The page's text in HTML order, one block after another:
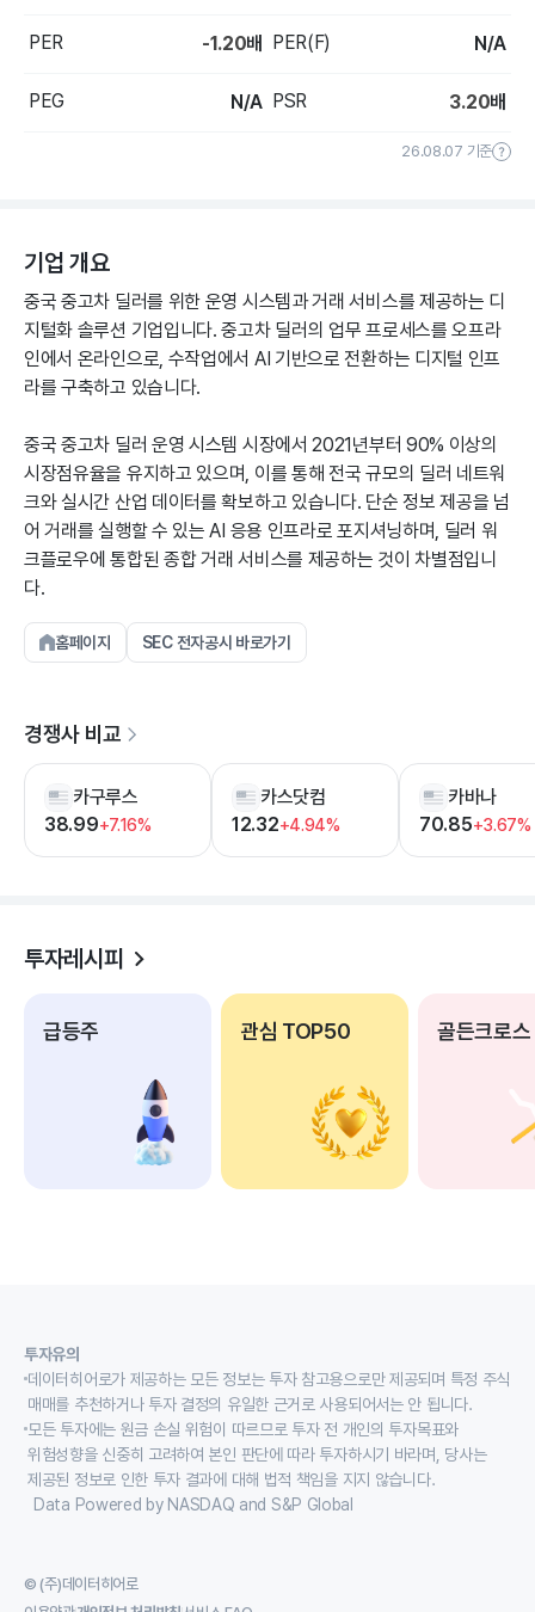
PER -1.20배 PER(F) N/A
PEG N/A PSR 3.20배
26.08.07 기준
기업 개요
중국 중고차 딜러를 위한 운영 시스템과 거래 서비스를 제공하는 디
지털화 솔루션 기업입니다. 중고차 딜러의 업무 프로세스를 오프라
인에서 온라인으로, 수작업에서 AI 기반으로 전환하는 디지털 인프
라를 구축하고 있습니다.
중국 중고차 딜러 운영 시스템 시장에서 2021년부터 90% 이상의
시장점유율을 유지하고 있으며, 이를 통해 전국 규모의 딜러 네트워
크와 실시간 산업 데이터를 확보하고 있습니다. 단순 정보 제공을 넘
어 거래를 실행할 수 있는 AI 응용 인프라로 포지셔닝하며, 딜러 워
크플로우에 통합된 종합 거래 서비스를 제공하는 것이 차별점입니
다.
홈페이지 SEC 전자공시 바로가기
경쟁사 비교
카구루스
38.99+7.16%
카스닷컴
12.32+4.94%
카바나
70.85+3.67%
투자레시피
급등주 관심 TOP50 골든크로스
투자유의
데이터히어로가 제공하는 모든 정보는 투자 참고용으로만 제공되며 특정 주식
매매를 추천하거나 투자 결정의 유일한 근거로 사용되어서는 안 됩니다.
모든 투자에는 원금 손실 위험이 따르므로 투자 전 개인의 투자목표와
위험성향을 신중히 고려하여 본인 판단에 따라 투자하시기 바라며, 당사는
제공된 정보로 인한 투자 결과에 대해 법적 책임을 지지 않습니다.
Data Powered by NASDAQ and S&P Global
© (주)데이터히어로